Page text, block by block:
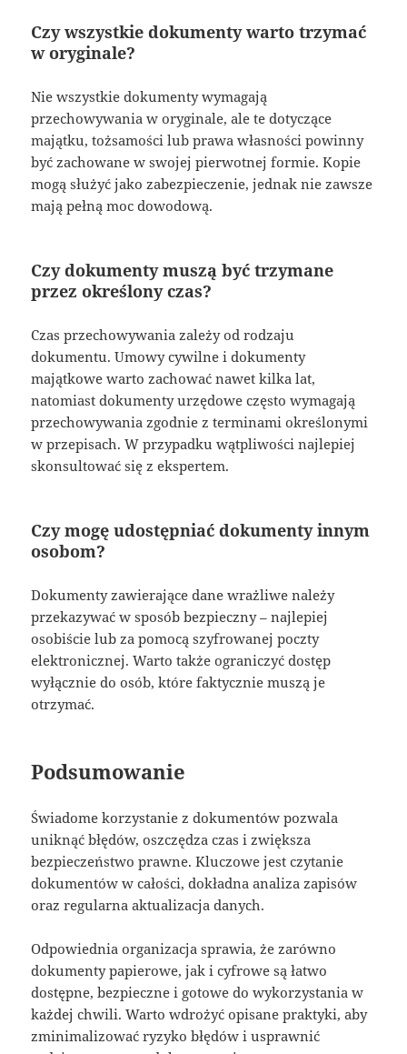
Czy wszystkie dokumenty warto trzymać
w oryginale?
Nie wszystkie dokumenty wymagają
przechowywania w oryginale, ale te dotyczące
majątku, tożsamości lub prawa własności powinny
być zachowane w swojej pierwotnej formie. Kopie
mogą służyć jako zabezpieczenie, jednak nie zawsze
mają pełną moc dowodową.
Czy dokumenty muszą być trzymane
przez określony czas?
Czas przechowywania zależy od rodzaju
dokumentu. Umowy cywilne i dokumenty
majątkowe warto zachować nawet kilka lat,
natomiast dokumenty urzędowe często wymagają
przechowywania zgodnie z terminami określonymi
w przepisach. W przypadku wątpliwości najlepiej
skonsultować się z ekspertem.
Czy mogę udostępniać dokumenty innym
osobom?
Dokumenty zawierające dane wrażliwe należy
przekazywać w sposób bezpieczny – najlepiej
osobiście lub za pomocą szyfrowanej poczty
elektronicznej. Warto także ograniczyć dostęp
wyłącznie do osób, które faktycznie muszą je
otrzymać.
Podsumowanie
Świadome korzystanie z dokumentów pozwala
uniknąć błędów, oszczędza czas i zwiększa
bezpieczeństwo prawne. Kluczowe jest czytanie
dokumentów w całości, dokładna analiza zapisów
oraz regularna aktualizacja danych.
Odpowiednia organizacja sprawia, że zarówno
dokumenty papierowe, jak i cyfrowe są łatwo
dostępne, bezpieczne i gotowe do wykorzystania w
każdej chwili. Warto wdrożyć opisane praktyki, aby
zminimalizować ryzyko błędów i usprawnić